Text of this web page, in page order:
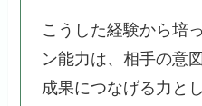
こうした経験から培
ン能力は、相手の意
成果につなげる力と